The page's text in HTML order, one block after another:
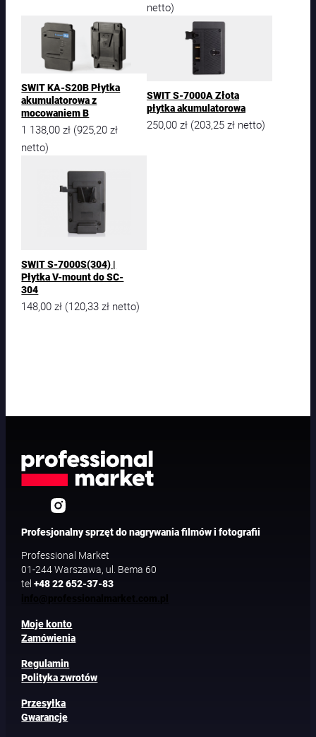
netto)
SWIT KA-S20B Płytka
akumulatorowa z
mocowaniem B
1 138,00zł (925,20zł
netto)
SWIT S-7000A Złota
płytka akumulatorowa
250,00 zł (203,25 zł netto)
SWIT S-7000S(304) |
Płytka V-mount do SC-
304
148,00zł (120,33zł netto)
Profesjonalny sprzęt do nagrywania filmów i fotografii
Professional Market
01-244 Warszawa, ul. Bema 60
tel+48 22 652-37-83
Moje konto
Zamówienia
Regulamin
Polityka zwrotów
Przesyłka
Gwarancje